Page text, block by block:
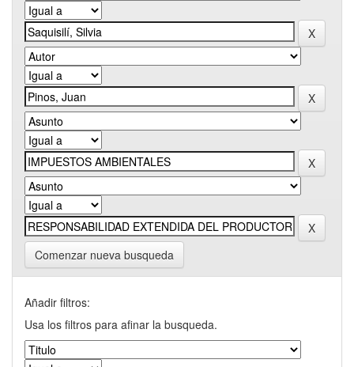
Comenzar nueva busqueda
Añadir filtros:
Usa los filtros para afinar la busqueda.